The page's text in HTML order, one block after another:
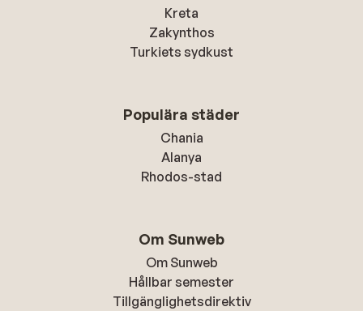
Kreta
Zakynthos
Turkiets sydkust
Populära städer
Chania
Alanya
Rhodos-stad
Om Sunweb
Om Sunweb
Hållbar semester
Tillgänglighetsdirektiv